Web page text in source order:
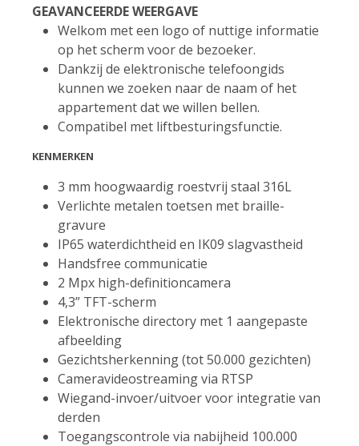
GEAVANCEERDE WEERGAVE
Welkom met een logo of nuttige informatie
op het scherm voor de bezoeker.
Dankzij de elektronische telefoongids
kunnen we zoeken naar de naam of het
appartement dat we willen bellen.
Compatibel met liftbesturingsfunctie.
KENMERKEN
3 mm hoogwaardig roestvrij staal 316L
Verlichte metalen toetsen met braille-
gravure
IP65 waterdichtheid en IK09 slagvastheid
Handsfree communicatie
2 Mpx high-definitioncamera
4,3” TFT-scherm
Elektronische directory met 1 aangepaste
afbeelding
Gezichtsherkenning (tot 50.000 gezichten)
Cameravideostreaming via RTSP
Wiegand-invoer/uitvoer voor integratie van
derden
Toegangscontrole via nabijheid 100.000